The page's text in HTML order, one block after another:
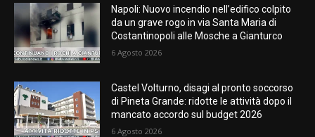
Napoli: Nuovo incendio nell’edifico colpito
da un grave rogo in via Santa Maria di
Costantinopoli alle Mosche a Gianturco
6 Agosto 2026
Castel Volturno, disagi al pronto soccorso
di Pineta Grande: ridotte le attività dopo il
mancato accordo sul budget 2026
6 Agosto 2026